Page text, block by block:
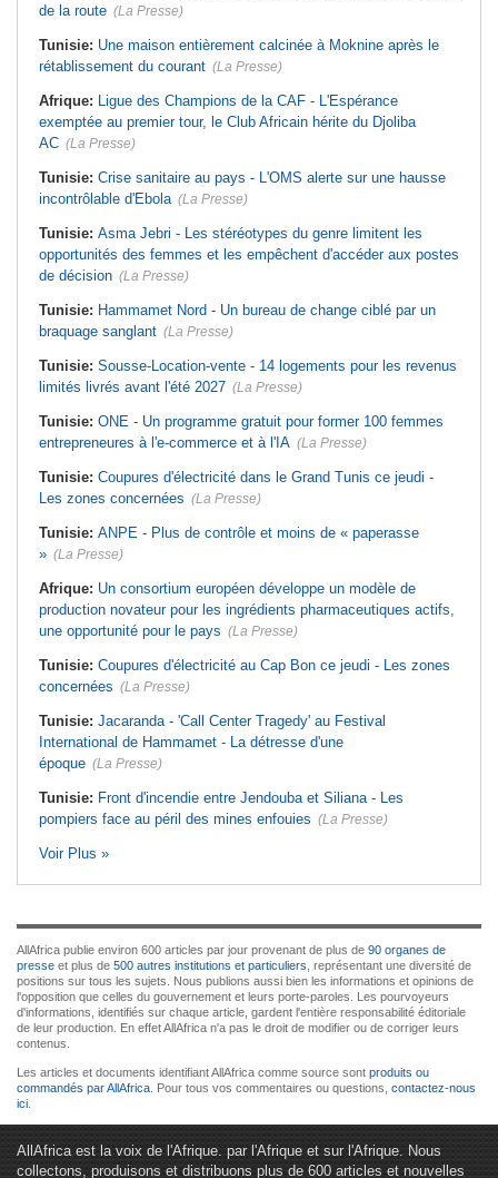
de la route (La Presse)
Tunisie: Une maison entièrement calcinée à Moknine après le
rétablissement du courant (La Presse)
Afrique: Ligue des Champions de la CAF - L'Espérance
exemptée au premier tour, le Club Africain hérite du Djoliba
AC (La Presse)
Tunisie: Crise sanitaire au pays - L'OMS alerte sur une hausse
incontrôlable d'Ebola (La Presse)
Tunisie: Asma Jebri - Les stéréotypes du genre limitent les
opportunités des femmes et les empêchent d'accéder aux postes
de décision (La Presse)
Tunisie: Hammamet Nord - Un bureau de change ciblé par un
braquage sanglant (La Presse)
Tunisie: Sousse-Location-vente - 14 logements pour les revenus
limités livrés avant l'été 2027 (La Presse)
Tunisie: ONE - Un programme gratuit pour former 100 femmes
entrepreneures à l'e-commerce et à l'IA (La Presse)
Tunisie: Coupures d'électricité dans le Grand Tunis ce jeudi -
Les zones concernées (La Presse)
Tunisie: ANPE - Plus de contrôle et moins de « paperasse
» (La Presse)
Afrique: Un consortium européen développe un modèle de
production novateur pour les ingrédients pharmaceutiques actifs,
une opportunité pour le pays (La Presse)
Tunisie: Coupures d'électricité au Cap Bon ce jeudi - Les zones
concernées (La Presse)
Tunisie: Jacaranda - 'Call Center Tragedy' au Festival
International de Hammamet - La détresse d'une
époque (La Presse)
Tunisie: Front d'incendie entre Jendouba et Siliana - Les
pompiers face au péril des mines enfouies (La Presse)
Voir Plus »
AllAfrica publie environ 600 articles par jour provenant de plus de 90 organes de
presse et plus de 500 autres institutions et particuliers , représentant une diversité de
positions sur tous les sujets. Nous publions aussi bien les informations et opinions de
l'opposition que celles du gouvernement et leurs porte-paroles. Les pourvoyeurs
d'informations, identifiés sur chaque article, gardent l'entière responsabilité éditoriale
de leur production. En effet AllAfrica n'a pas le droit de modifier ou de corriger leurs
contenus.
Les articles et documents identifiant AllAfrica comme source sont produits ou
commandés par AllAfrica . Pour tous vos commentaires ou questions, contactez-nous
ici
AllAfrica est la voix de l'Afrique. par l'Afrique et sur l'Afrique. Nous
collectons, produisons et distribuons plus de 600 articles et nouvelles